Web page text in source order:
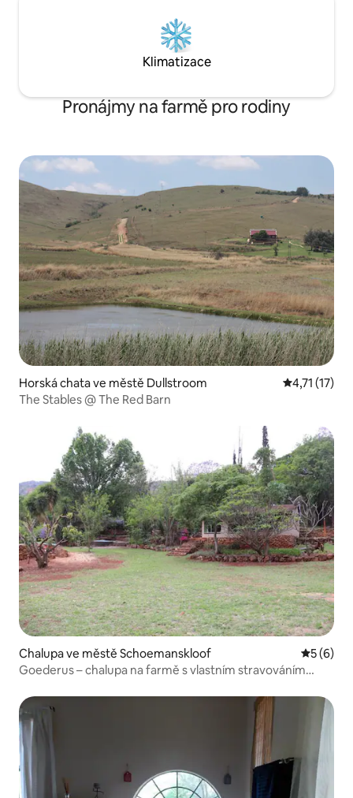
Klimatizace
Pronájmy na farmě pro rodiny
Horská chata ve městě Dullstroom Průměrné
4,71 (17)
The Stables @ The Red Barn
Chalupa ve městě Schoemanskloof
5 (6)
Goederus – chalupa na farmě s vlastním stravováním